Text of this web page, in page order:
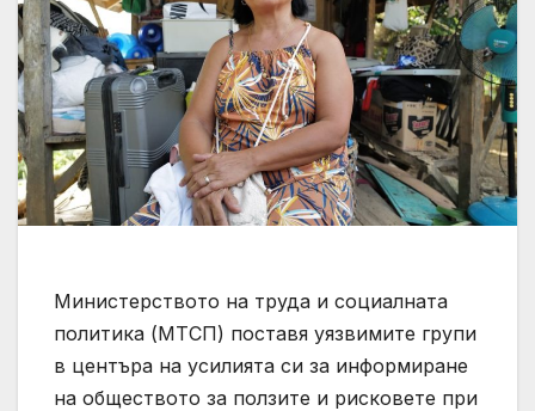
Министерството на труда и социалната
политика (МТСП) поставя уязвимите групи
в центъра на усилията си за информиране
на обществото за ползите и рисковете при